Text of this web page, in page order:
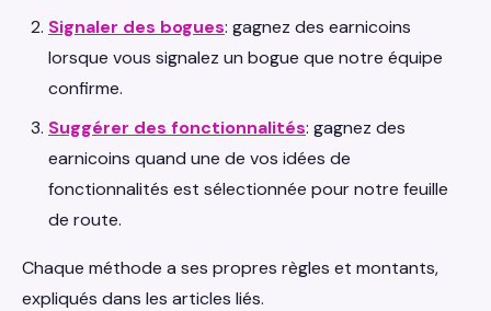
Signaler des bogues: gagnez des earnicoins
lorsque vous signalez un bogue que notre équipe
confirme.
Suggérer des fonctionnalités: gagnez des
earnicoins quand une de vos idées de
fonctionnalités est sélectionnée pour notre feuille
de route.
Chaque méthode a ses propres règles et montants,
expliqués dans les articles liés.